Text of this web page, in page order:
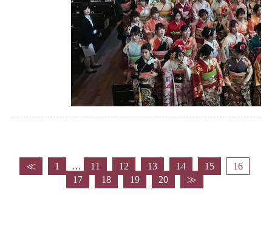
≪ 1 … 11 12 13 14 15
16
17
18 19 20 ≫